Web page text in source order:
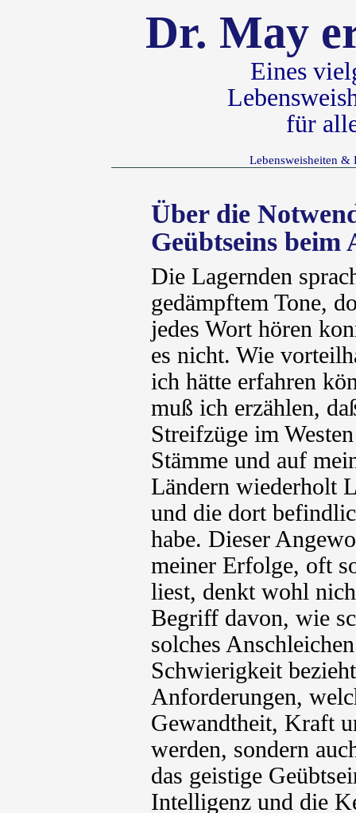
Dr. May
Eines
für
Lebensweisheiten &
Über die
Geübtseins beim
Die Lagernden
gedämpftem Tone,
jedes Wort hören
es nicht. Wie
ich hätte erfahren
muß ich erzählen,
Streifzüge im
Stämme und auf
Ländern wiederholt
und die dort
habe. Dieser
meiner Erfolge, oft
liest, denkt wohl
Begriff davon, wie
solches
Schwierigkeit
Anforderungen,
Gewandtheit, Kraft
werden, sondern
das geistige
Intelligenz und die